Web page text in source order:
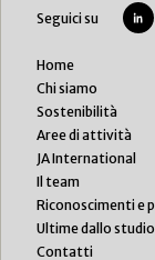
Seguici su
Home
Chi siamo
Sostenibilità
Aree di attività
JA International
Il team
Riconoscimenti e
Ultime dallo studio
Contatti